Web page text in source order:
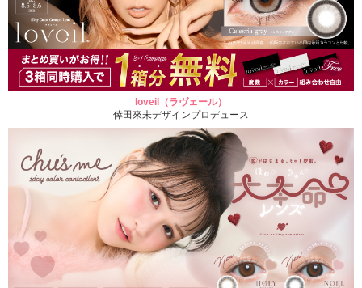
loveil（ラヴェール）
倖田來未デザインプロデュース